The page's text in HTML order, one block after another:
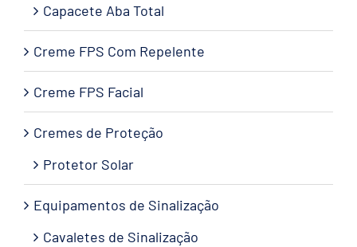
Capacete Aba Total
Creme FPS Com Repelente
Creme FPS Facial
Cremes de Proteção
Protetor Solar
Equipamentos de Sinalização
Cavaletes de Sinalização